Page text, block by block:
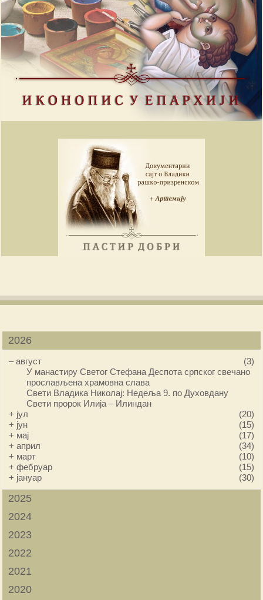
2026
–август
(3)
У манастиру Светог Стефана Деспота српског свечано
прослављена храмовна слава
Свети Владика Николај: Недеља 9. по Духовдану
Свети пророк Илија – Илиндан
+ јул
(20)
+ јун
(15)
+ мај
(17)
+април
(34)
+ март
(10)
+фебруар
(15)
+ јануар (30)
2025
2024
2023
2022
2021
2020